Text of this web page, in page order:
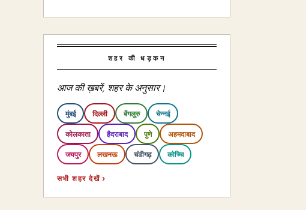
शहर की धड़कन
आज की ख़बरें, शहर के अनुसार।
मुंबई दिल्ली बेंगलुरु चेन्नई
कोलकाता हैदराबाद पुणे अहमदाबाद
जयपुर लखनऊ चंडीगढ़ कोच्चि
सभी शहर देखें ›